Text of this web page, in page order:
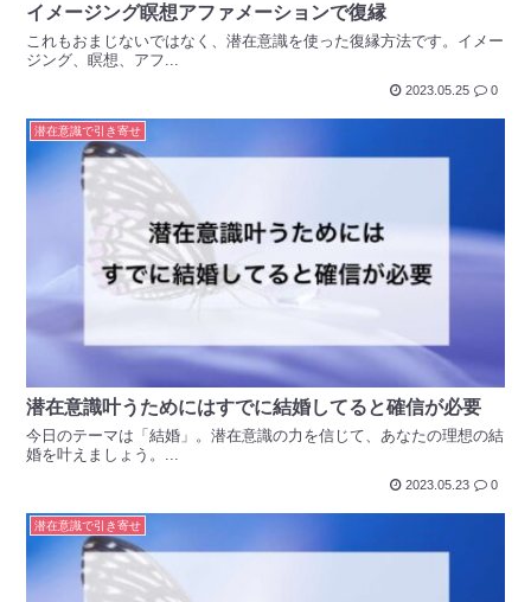
イメージング瞑想アファメーションで復縁
これもおまじないではなく、潜在意識を使った復縁方法です。イメー
ジング、瞑想、アフ...
2023.05.25 0
潜在意識で引き寄せ
潜在意識叶うためにはすでに結婚してると確信が必要
今日のテーマは「結婚」。潜在意識の力を信じて、あなたの理想の結
婚を叶えましょう。...
2023.05.23 0
潜在意識で引き寄せ